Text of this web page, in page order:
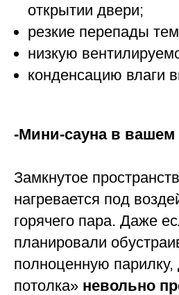
открытии двери;
резкие перепады
низкую
конденсацию влаги
-Мини-сауна в вашем
Замкнутое
нагревается под
горячего пара. Даже
планировали
полноценную
потолка» невольно